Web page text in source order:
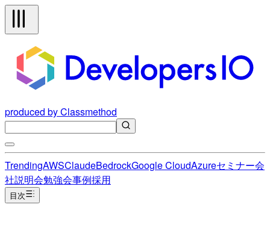
produced by Classmethod
TrendingAWSClaudeBedrockGoogle CloudAzureセミナー会
社説明会勉強会事例採用
目次